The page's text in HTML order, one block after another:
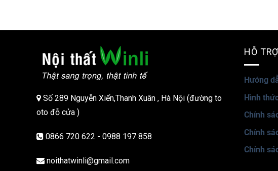
Số 289 Nguyễn Xiển,Thanh Xuân , Hà Nội (đường to
oto đỗ cửa )
0866 720 622 - 0988 197 858
noithatwinli@gmail.com
HỖ
Hướng
Hình
Chính
Chính
Chính